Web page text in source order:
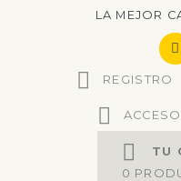
LA MEJOR
REGISTRO
TU
0